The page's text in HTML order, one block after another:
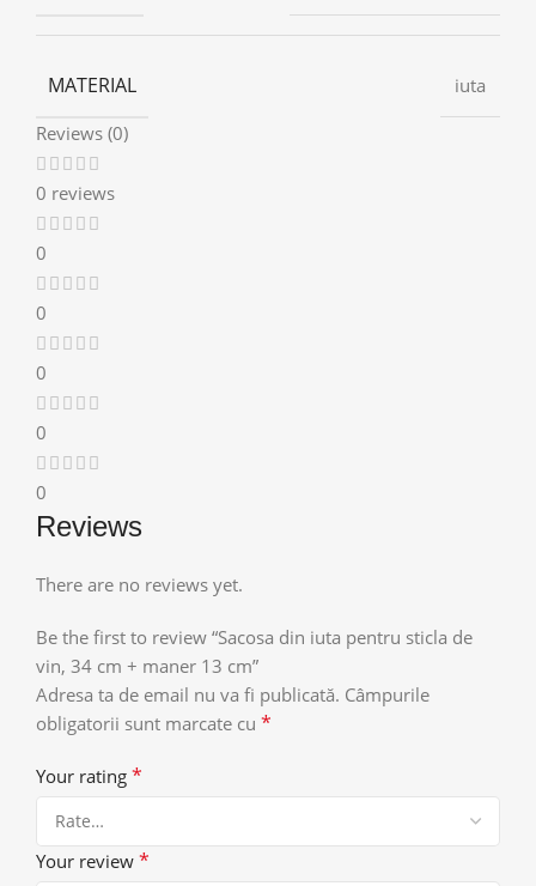
MATERIAL
iuta
Reviews (0)
0 reviews
0
0
0
0
0
Reviews
There are no reviews yet.
Be the first to review “Sacosa din iuta pentru sticla de
vin, 34 cm + maner 13 cm”
Adresa ta de email nu va fi publicată. Câmpurile
obligatorii sunt marcate cu *
Your rating *
Your review *